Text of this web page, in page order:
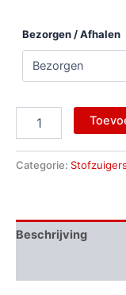
Bezorgen / Afhalen
Categorie: Stofzuigers
Beschrijving